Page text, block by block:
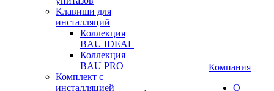
Клавиши для
инсталляций
Коллекция
BAU IDEAL
Коллекция
BAU PRO
Комплект с
инсталляцией
Компания
О